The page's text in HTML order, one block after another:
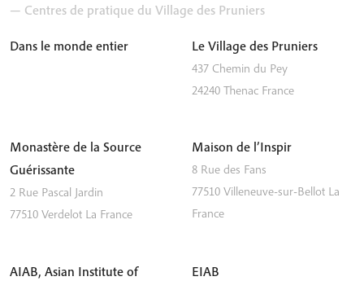
— Centres de pratique du Village des Pruniers
Dans le monde entier Le Village des Pruniers
437 Chemin du Pey
24240 Thenac France
Monastère de la Source
Guérissante
2 Rue Pascal Jardin
77510 Verdelot La France
Maison de l’Inspir
8 Rue des Fans
77510 Villeneuve-sur-Bellot La
France
AIAB, Asian Institute of
EIAB